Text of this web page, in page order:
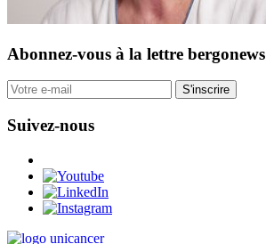
Abonnez-vous à la lettre bergonews
S'inscrire
Suivez-nous